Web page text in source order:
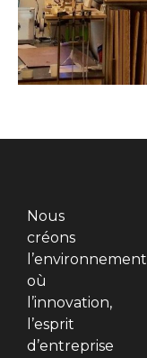
Nous
créons
l’environnement
où
l’innovation,
l’esprit
d’entreprise